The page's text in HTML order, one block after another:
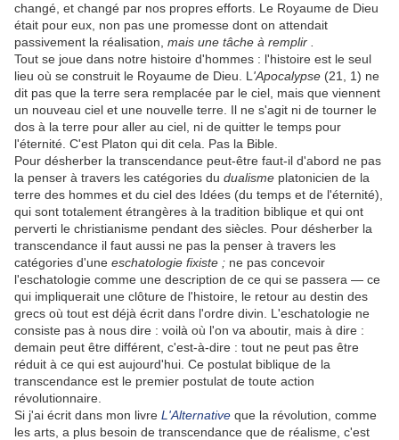
changé, et changé par nos propres efforts. Le Royaume de Dieu
était pour eux, non pas une promesse dont on attendait
passivement la réalisation, mais une tâche à remplir .
Tout se joue dans notre histoire d'hommes : l'histoire est le seul
lieu où se construit le Royaume de Dieu. L 'Apocalypse (21, 1) ne
dit pas que la terre sera remplacée par le ciel, mais que viennent
un nouveau ciel et une nouvelle terre. Il ne s'agit ni de tourner le
dos à la terre pour aller au ciel, ni de quitter le temps pour
l'éternité. C'est Platon qui dit cela. Pas la Bible.
Pour désherber la transcendance peut-être faut-il d'abord ne pas
la penser à travers les catégories du dualisme platonicien de la
terre des hommes et du ciel des Idées (du temps et de l'éternité),
qui sont totalement étrangères à la tradition biblique et qui ont
perverti le christianisme pendant des siècles. Pour désherber la
transcendance il faut aussi ne pas la penser à travers les
catégories d'une eschatologie fixiste ; ne pas concevoir
l'eschatologie comme une description de ce qui se passera — ce
qui impliquerait une clôture de l'histoire, le retour au destin des
grecs où tout est déjà écrit dans l'ordre divin. L'eschatologie ne
consiste pas à nous dire : voilà où l'on va aboutir, mais à dire :
demain peut être différent, c'est-à-dire : tout ne peut pas être
réduit à ce qui est aujourd'hui. Ce postulat biblique de la
transcendance est le premier postulat de toute action
révolutionnaire.
Si j'ai écrit dans mon livre L'Alternative que la révolution, comme
les arts, a plus besoin de transcendance que de réalisme, c'est